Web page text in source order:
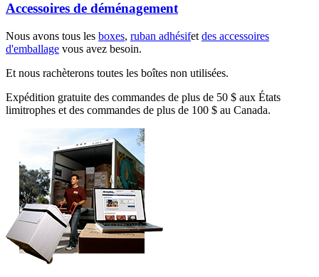
Accessoires de déménagement
Nous avons tous les boxes, ruban adhésifet des accessoires
d'emballage vous avez besoin.
Et nous rachèterons toutes les boîtes non utilisées.
Expédition gratuite des commandes de plus de 50 $ aux États
limitrophes et des commandes de plus de 100 $ au Canada.